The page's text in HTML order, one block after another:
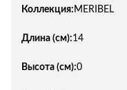
Коллекция: MERIBEL
Длина (см):14
Высота (см):0